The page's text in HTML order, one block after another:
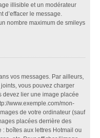
illisible et un modérateur
d’effacer le message.
nombre maximum de smileys
vos messages. Par ailleurs,
vous pouvez charger
devez lier une image placée
www.exemple.com/mon-
de votre ordinateur (sauf
placées derrière des
: boîtes aux lettres Hotmail ou